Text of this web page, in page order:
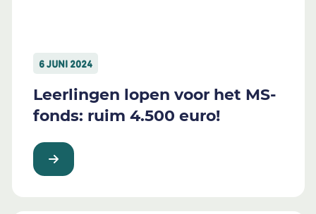
6 JUNI 2024
Leerlingen lopen voor het MS-
fonds: ruim 4.500 euro!